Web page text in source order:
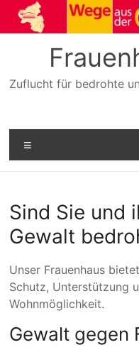
Zum
Inhalt
springen
Zuflucht für bedrohte
Sind Sie und
Gewalt
Unser Frauenhaus
Schutz, Unterstützung
Wohnmöglichkeit.
Gewalt gegen